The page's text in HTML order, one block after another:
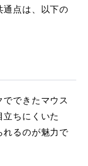
通点は、以下の
できたマウス
ちにくいた
れるのが魅力で